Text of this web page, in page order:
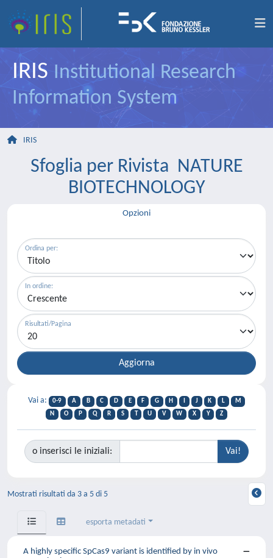
IRIS Institutional Research
Information System
IRIS
Sfoglia per Rivista NATURE
BIOTECHNOLOGY
Opzioni
Ordina per:
In ordine:
Risultati/Pagina
Vai a: 0-9 A B C D E F G H J K L
M
N
O P Q R S T U V W X Y Z
o inserisci le iniziali:
Mostrati risultati da 3 a 5 di 5
esporta metadati
A highly specific SpCas9 variant is identified by in vivo